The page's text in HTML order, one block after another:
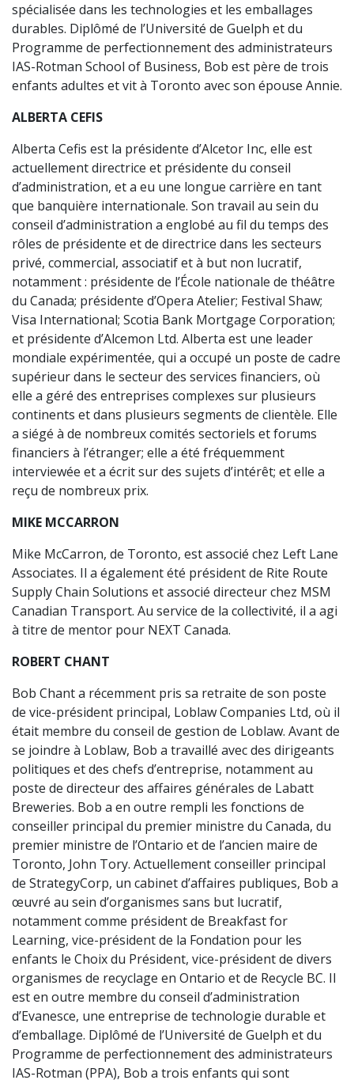
spécialisée dans les technologies et les emballages
durables. Diplômé de l’Université de Guelph et du
Programme de perfectionnement des administrateurs
IAS-Rotman School of Business, Bob est père de trois
enfants adultes et vit à Toronto avec son épouse Annie.
ALBERTA CEFIS
Alberta Cefis est la présidente d’Alcetor Inc, elle est
actuellement directrice et présidente du conseil
d’administration, et a eu une longue carrière en tant
que banquière internationale. Son travail au sein du
conseil d’administration a englobé au fil du temps des
rôles de présidente et de directrice dans les secteurs
privé, commercial, associatif et à but non lucratif,
notamment : présidente de l’École nationale de théâtre
du Canada; présidente d’Opera Atelier; Festival Shaw;
Visa International; Scotia Bank Mortgage Corporation;
et présidente d’Alcemon Ltd. Alberta est une leader
mondiale expérimentée, qui a occupé un poste de cadre
supérieur dans le secteur des services financiers, où
elle a géré des entreprises complexes sur plusieurs
continents et dans plusieurs segments de clientèle. Elle
a siégé à de nombreux comités sectoriels et forums
financiers à l’étranger; elle a été fréquemment
interviewée et a écrit sur des sujets d’intérêt; et elle a
reçu de nombreux prix.
MIKE MCCARRON
Mike McCarron, de Toronto, est associé chez Left Lane
Associates. Il a également été président de Rite Route
Supply Chain Solutions et associé directeur chez MSM
Canadian Transport. Au service de la collectivité, il a agi
à titre de mentor pour NEXT Canada.
ROBERT CHANT
Bob Chant a récemment pris sa retraite de son poste
de vice-président principal, Loblaw Companies Ltd, où il
était membre du conseil de gestion de Loblaw. Avant de
se joindre à Loblaw, Bob a travaillé avec des dirigeants
politiques et des chefs d’entreprise, notamment au
poste de directeur des affaires générales de Labatt
Breweries. Bob a en outre rempli les fonctions de
conseiller principal du premier ministre du Canada, du
premier ministre de l’Ontario et de l’ancien maire de
Toronto, John Tory. Actuellement conseiller principal
de StrategyCorp, un cabinet d’affaires publiques, Bob a
œuvré au sein d’organismes sans but lucratif,
notamment comme président de Breakfast for
Learning, vice-président de la Fondation pour les
enfants le Choix du Président, vice-président de divers
organismes de recyclage en Ontario et de Recycle BC. Il
est en outre membre du conseil d’administration
d’Evanesce, une entreprise de technologie durable et
d’emballage. Diplômé de l’Université de Guelph et du
Programme de perfectionnement des administrateurs
IAS-Rotman (PPA), Bob a trois enfants qui sont